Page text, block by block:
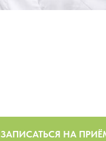
ЗАПИСАТЬСЯ НА